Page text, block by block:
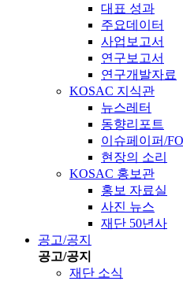
대표 성과
주요데이터
사업보고서
연구보고서
연구개발자료
KOSAC 지식관
뉴스레터
동향리포트
이슈페이퍼/
현장의 소리
KOSAC 홍보관
홍보 자료실
사진 뉴스
재단 50년사
공고/공지
공고/공지
재단 소식